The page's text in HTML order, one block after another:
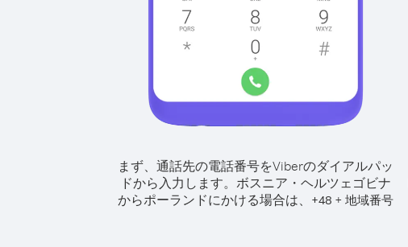
まず、通話先の電話番号をViberのダイアルパッ
ドから入力します。 ボスニア・ヘルツェゴビナ
からポーランドにかける場合は、 +48 + 地域番号